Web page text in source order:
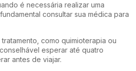
é necessária realizar uma
consultar sua médica para
como quimioterapia ou
esperar até quatro
antes de viajar.